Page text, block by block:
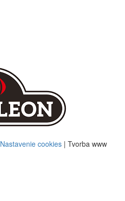
Nastavenie cookies | Tvorba www